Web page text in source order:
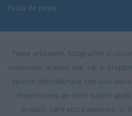
Pastă de pește
Toate articolele, fotografiile și
conținutul acestui site, cât și
aparțin deținătorului site-ului
diseminarea pe orice suport
broșuri, cărți etc) a acestora, în